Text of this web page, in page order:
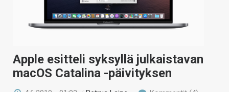
Apple esitteli syksyllä julkaistavan
macOS Catalina -päivityksen